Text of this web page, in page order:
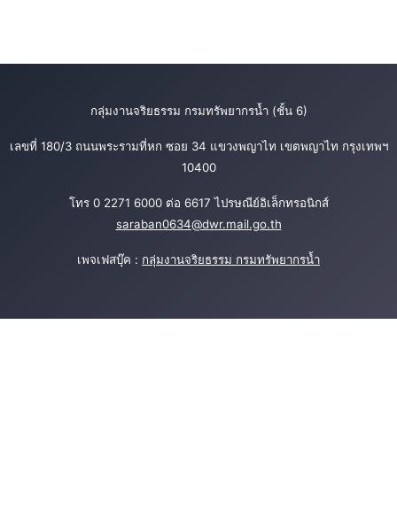
กลุ่มงานจริยธรรม กรมทรัพยากรน้ำ (ชั้น 6)
เลขที่ 180/3 ถนนพระรามที่หก ซอย 34 แขวงพญาไท เขตพญาไท กรุงเทพฯ
10400
โทร 0 2271 6000 ต่อ 6617 ไปรษณีย์อิเล็กทรอนิกส์
saraban0634@dwr.mail.go.th
เพจเฟสบุ๊ค : กลุ่มงานจริยธรรม กรมทรัพยากรน้ำ